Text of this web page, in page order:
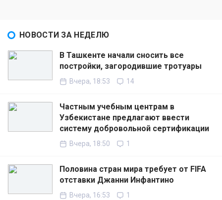
НОВОСТИ ЗА НЕДЕЛЮ
В Ташкенте начали сносить все
постройки, загородившие тротуары
Вчера, 18:53 14
Частным учебным центрам в
Узбекистане предлагают ввести
систему добровольной сертификации
Вчера, 18:50 1
Половина стран мира требует от FIFA
отставки Джанни Инфантино
Вчера, 16:53 1